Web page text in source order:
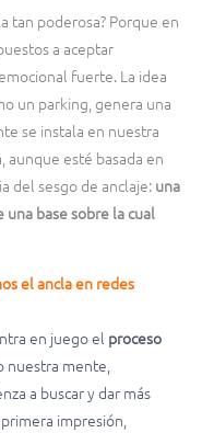
tan poderosa? Porque en
a aceptar
fuerte. La idea
un parking, genera una
se instala en nuestra
aunque esté basada en
del sesgo de anclaje: una
base sobre la cual
el ancla en redes
en juego el proceso
nuestra mente,
a buscar y dar más
impresión,